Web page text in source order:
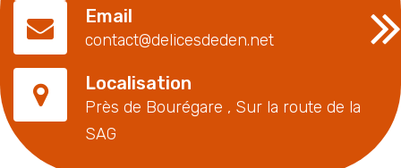
Email
contact@delicesdeden.net
Localisation
Près de Bourégare , Sur la route de la
SAG